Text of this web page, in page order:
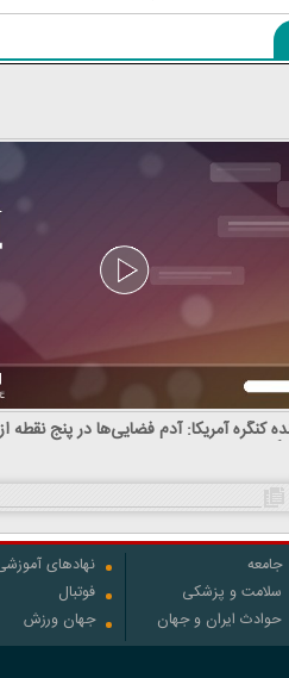
کنگره آمریکا: آدم فضایی‌ها در پنج نقطه
دارند
جامعه
سلامت و پزشکی
حوادث ایران و جهان
نهادهای
فوتبال
جهان ورزش